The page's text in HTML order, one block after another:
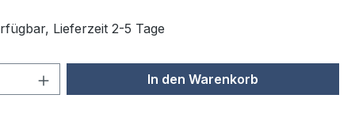
Lieferzeit 2-5 Tage
Anzahl: Gib den gewünschten Wert
In den Warenkorb